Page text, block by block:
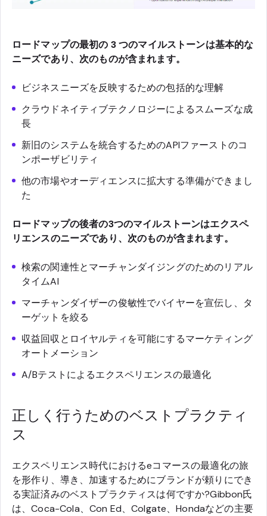
ロードマップの最初の 3 つのマイルストーンは基本的な
ニーズであり、次のものが含まれます。
ビジネスニーズを反映するための包括的な理解
クラウドネイティブテクノロジーによるスムーズな成
長
新旧のシステムを統合するためのAPIファーストのコ
ンポーザビリティ
他の市場やオーディエンスに拡大する準備ができまし
た
ロードマップの後者の3つのマイルストーンはエクスペ
リエンスのニーズであり、次のものが含まれます。
検索の関連性とマーチャンダイジングのためのリアル
タイムAI
マーチャンダイザーの俊敏性でバイヤーを宣伝し、タ
ーゲットを絞る
収益回収とロイヤルティを可能にするマーケティング
オートメーション
A/Bテストによるエクスペリエンスの最適化
正しく行うためのベストプラクティ
ス
エクスペリエンス時代におけるeコマースの最適化の旅
を形作り、導き、加速するためにブランドが頼りにでき
る実証済みのベストプラクティスは何ですか?Gibbon氏
は、Coca-Cola、Con Ed、Colgate、Hondaなどの主要